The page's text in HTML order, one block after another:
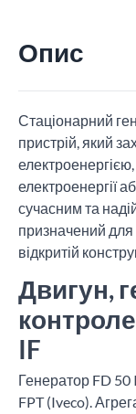
Опис
Стаціонарний
пристрій, який
електроенергії
сучасним та
призначений
відкритій
Двигун,
IF
Генератор FD
FPT (Iveco).